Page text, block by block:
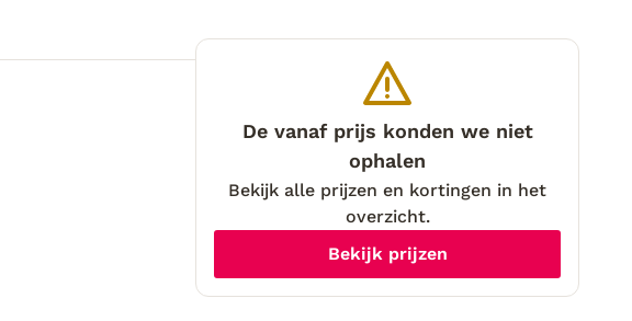
De vanaf prijs konden we niet
ophalen
Bekijk alle prijzen en kortingen in het
overzicht.
Bekijk prijzen